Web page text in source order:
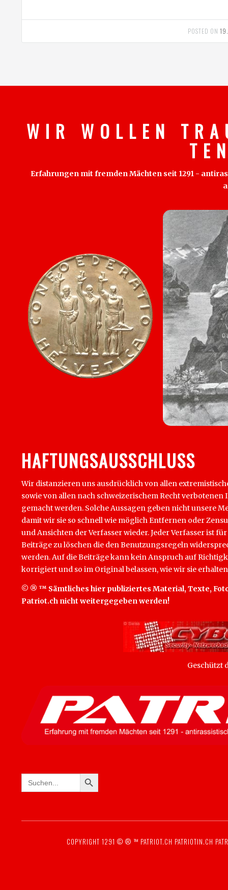
POSTED ON
W I R W O L L E N T R
T E
Erfahrungen mit fremden Mächten seit 1291 -
HAFTUNGSAUSSCHLUSS
Wir distanzieren uns ausdrücklich von allen
sowie von allen nach schweizerischem Recht
gemacht werden. Solche Aussagen geben nicht unsere
damit wir sie so schnell wie möglich Entfernen oder
und Ansichten der Verfasser wieder. Jeder Verfasser ist
Beiträge zu löschen die den Benutzungsregeln
werden. Auf die Beiträge kann kein Anspruch auf
korrigiert und so im Original belassen, wie wir sie
© ® ™ Sämtliches hier publiziertes Material, Texte,
Patriot.ch nicht weitergegeben werden!
Geschützt
Search
for:
SEARCH BUTTON
COPYRIGHT 1291 © ® ™ PATRIOT.CH PATRIOTIN.CH